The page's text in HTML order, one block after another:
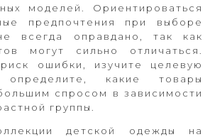
моделей. Ориентироваться
предпочтения при выборе
всегда оправдано, так как
могут сильно отличаться.
ошибки, изучите целевую
какие товары
спросом в зависимости
группы.
детской одежды на